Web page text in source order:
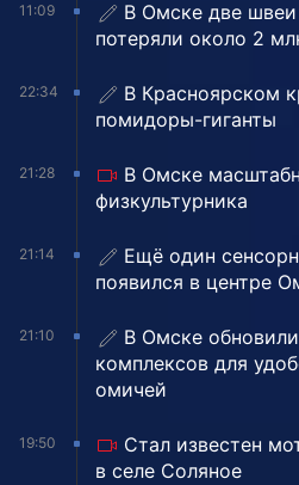
11:09
В Омске две
потеряли около 2
22:34
В Красноярском
помидоры-гиганты
21:28
В Омске
физкультурника
21:14
Ещё один
появился в центре
21:10
В Омске
комплексов для
омичей
19:50
Стал известен
в селе Соляное